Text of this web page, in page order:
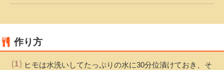
作り方
ヒモは水洗いしてたっぷりの水に30分位漬けておき、そ